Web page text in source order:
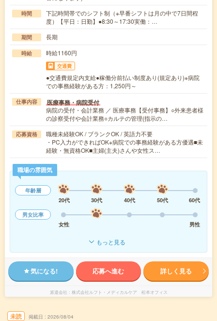
時間
下記時間帯でのシフト制（※早番シフトは月の中で7日間程
度）【平日：日勤】●8:30～17:30実働：…
期間 長期
時給 時給1160円
交通費
●交通費規定内支給●稼働分前払い制度あり(規定あり)※病院
での事務経験がある方：1,250円～
仕事内容 医療事務・病院受付
病院の受付・会計業務 ／ 医療事務【受付事務】○外来患者様
の診察受付や会計業務○カルテの管理(指示の…
応募資格
職種未経験OK / ブランクOK / 英語力不要
・PC入力ができればOK※病院での事務経験がある方優遇■未
経験・無資格OK■主婦(主夫)さんや女性ス…
職場の雰囲気
年齢層
20代
30代 40代 50代
60代
男女比率
女性
男性
もっと見る
気になる! 応募へ進む 詳しく見る
派遣会社 株式会社ルフト・メディカルケア 松本オフィス
未読 掲載日 2026/08/04